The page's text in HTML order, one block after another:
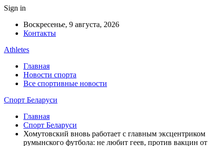
Sign in
Воскресенье, 9 августа, 2026
Контакты
Athletes
Главная
Новости спорта
Все спортивные новости
Спорт Беларуси
Главная
Спорт Беларуси
Хомутовский вновь работает с главным эксцентриком
румынского футбола: не любит геев, против вакцин от